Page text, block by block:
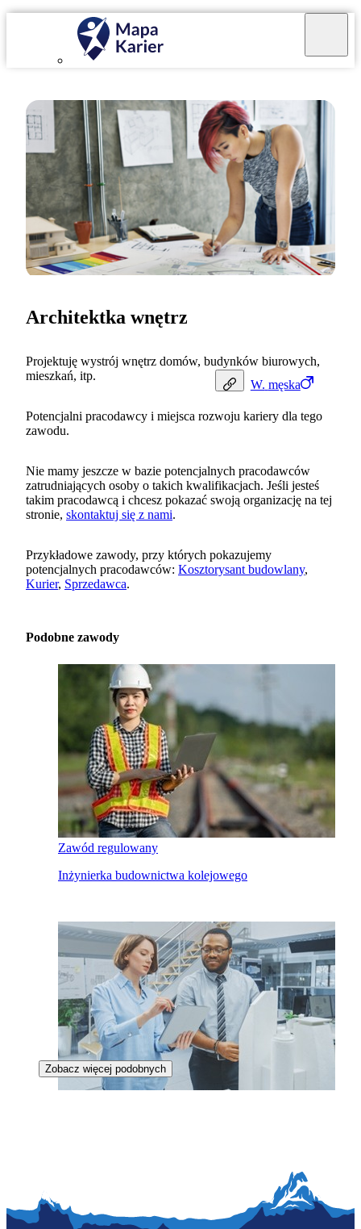
W. męska
Architektka wnętrz
Projektuję wystrój wnętrz domów, budynków biurowych,
mieszkań, itp.
Potencjalni pracodawcy i miejsca rozwoju kariery dla tego
zawodu.
Nie mamy jeszcze w bazie potencjalnych pracodawców
zatrudniających osoby o takich kwalifikacjach. Jeśli jesteś
takim pracodawcą i chcesz pokazać swoją organizację na tej
stronie, skontaktuj się z nami.
Przykładowe zawody, przy których pokazujemy
potencjalnych pracodawców: Kosztorysant budowlany,
Kurier, Sprzedawca.
Podobne zawody
Zawód regulowany
Inżynierka budownictwa kolejowego
Zobacz więcej podobnych